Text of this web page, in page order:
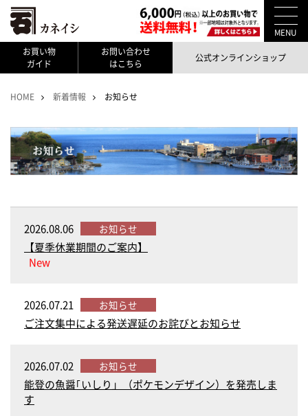
MENU
お買い物
ガイド
お問い合わせ
はこちら
公式オンラインショップ
HOME 新着情報 お知らせ
2026.08.06 お知らせ
【夏季休業期間のご案内】
New
2026.07.21 お知らせ
ご注文集中による発送遅延のお詫びとお知らせ
2026.07.02 お知らせ
能登の魚醤｢いしり」（ポケモンデザイン）を発売しま
す